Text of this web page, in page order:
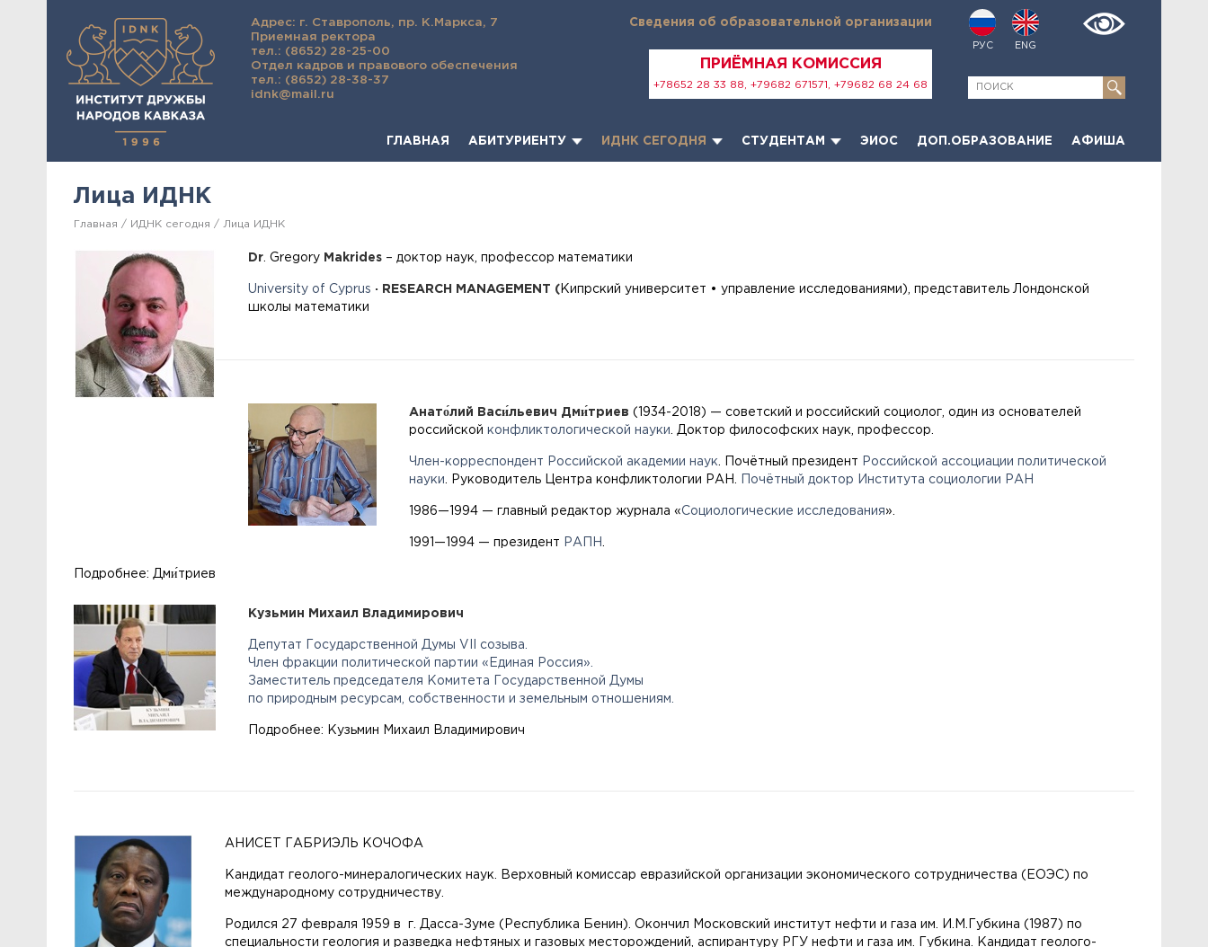
Адрес: г. Ставрополь, пр. К.Маркса, 7
Приемная ректора
тел.: (8652) 28-25-00
Отдел кадров и правового обеспечения
тел.: (8652) 28-38-37
idnk@mail.ru
Сведения об образовательной организации
ПРИЁМНАЯ КОМИССИЯ
+78652 28 33 88, +79682 671571, +79682 68 24 68
РУС ENG
ГЛАВНАЯ АБИТУРИЕНТУ ИДНК СЕГОДНЯ СТУДЕНТАМ ЭИОС ДОП.ОБРАЗОВАНИЕ АФИША
Лица ИДНК
Главная ИДНК сегодня Лица ИДНК
Dr . Gregory Makrides – доктор наук, профессор математики
University of Cyprus · RESEARCH MANAGEMENT ( Кипрский университет • управление исследованиями), представитель Лондонской
школы математики
Анато́лий Васи́льевич Дми́триев (1934-2018) — советский и российский социолог, один из основателей
российской конфликтологической науки . Доктор философских наук, профессор.
Член-корреспондент Российской академии наук . Почётный президент
Российской ассоциации политической
науки . Руководитель Центра конфликтологии РАН. Почётный доктор Института социологии РАН
1986—1994 — главный редактор журнала «Социологические исследования».
1991—1994 — президент РАПН
Подробнее: Дми́триев
Кузьмин Михаил Владимирович
Депутат Государственной Думы VII созыва.
Член фракции политической партии «Единая Россия».
Заместитель председателя Комитета Государственной Думы
по природным ресурсам, собственности и земельным отношениям.
Подробнее: Кузьмин Михаил Владимирович
АНИСЕТ ГАБРИЭЛЬ КОЧОФА
Кандидат геолого-минералогических наук. Верховный комиссар евразийской организации экономического сотрудничества (ЕОЭС) по
международному сотрудничеству.
Родился 27 февраля 1959 в г. Дасса-Зуме (Республика Бенин). Окончил Московский институт нефти и газа им. И.М.Губкина (1987) по
специальности геология и разведка нефтяных и газовых месторождений, аспирантуру РГУ нефти и газа им. Губкина. Кандидат геолого-